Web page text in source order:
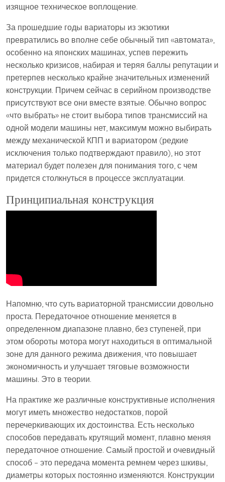
изящное техническое воплощение.
За прошедшие годы вариаторы из экзотики
превратились во вполне себе обычный тип «автомата»,
особенно на японских машинах, успев пережить
несколько кризисов, набирая и теряя баллы репутации и
претерпев несколько крайне значительных изменений
конструкции. Причем сейчас в серийном производстве
присутствуют все они вместе взятые. Обычно вопрос
«что выбрать» не стоит выбора типов трансмиссий на
одной модели машины нет, максимум можно выбирать
между механической КПП и вариатором (редкие
исключения только подтверждают правило), но этот
материал будет полезен для понимания того, с чем
придется столкнуться в процессе эксплуатации.
Принципиальная конструкция
Напомню, что суть вариаторной трансмиссии довольно
проста. Передаточное отношение меняется в
определенном диапазоне плавно, без ступеней, при
этом обороты мотора могут находиться в оптимальной
зоне для данного режима движения, что повышает
экономичность и улучшает тяговые возможности
машины. Это в теории.
На практике же различные конструктивные исполнения
могут иметь множество недостатков, порой
перечеркивающих их достоинства. Есть несколько
способов передавать крутящий момент, плавно меняя
передаточное отношение. Самый простой и очевидный
способ – это передача момента ремнем через шкивы,
диаметры которых постоянно изменяются. Конструкции